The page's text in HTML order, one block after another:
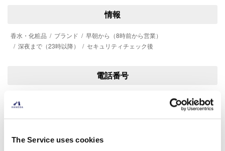
The Service uses cookies
情報
香水・化粧品 ブランド
早朝から（8時前から営業）
深夜まで（23時以降）
セキュリティチェック後
電話番号